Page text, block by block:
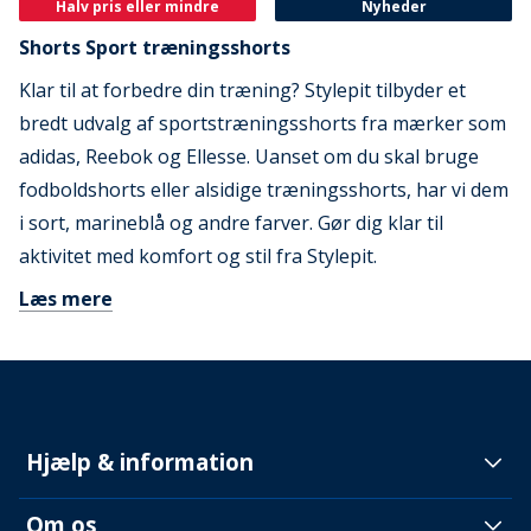
Halv pris eller mindre Nyheder
Shorts Sport træningsshorts
Klar til at forbedre din træning? Stylepit tilbyder et
bredt udvalg af sportstræningsshorts fra mærker som
adidas, Reebok og Ellesse. Uanset om du skal bruge
fodboldshorts eller alsidige træningsshorts, har vi dem
i sort, marineblå og andre farver. Gør dig klar til
aktivitet med komfort og stil fra Stylepit.
Læs mere
Hjælp & information
Om os